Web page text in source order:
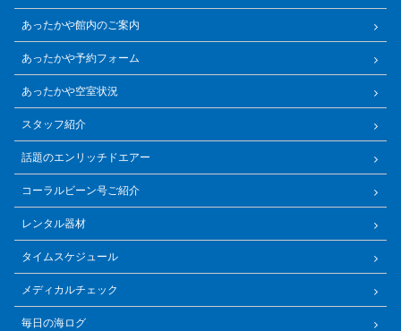
あったかや館内のご案内
あったかや予約フォーム
あったかや空室状況
スタッフ紹介
話題のエンリッチドエアー
コーラルビーン号ご紹介
レンタル器材
タイムスケジュール
メディカルチェック
毎日の海ログ